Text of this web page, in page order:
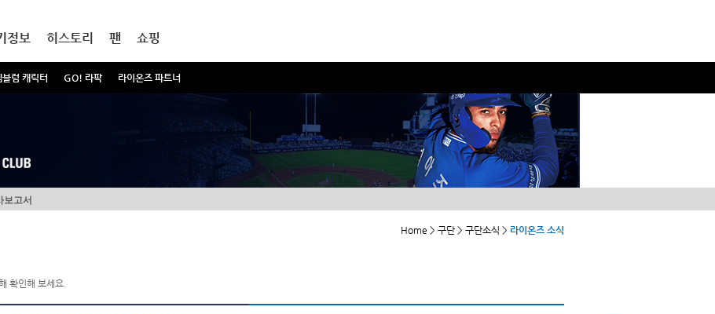
블럼 캐릭터 GO! 라팍 라이온즈 파트너
정보 히스토리 팬 쇼핑
보고서
Home > 구단 > 구단소식 > 라이온즈 소식
확인해 보세요.